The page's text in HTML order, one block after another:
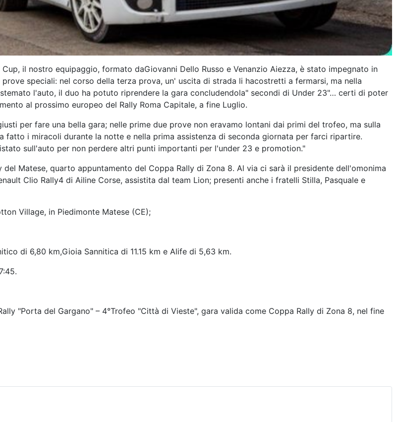
il nostro equipaggio, formato daGiovanni Dello Russo e Venanzio Aiezza, è stato impegnato in
speciali: nel corso della terza prova, un' uscita di strada li hacostretti a fermarsi, ma nella
l'auto, il duo ha potuto riprendere la gara concludendola" secondi di Under 23"… certi di poter
al prossimo europeo del Rally Roma Capitale, a fine Luglio.
per fare una bella gara; nelle prime due prove non eravamo lontani dai primi del trofeo, ma sulla
i miracoli durante la notte e nella prima assistenza di seconda giornata per farci ripartire.
sull'auto per non perdere altri punti importanti per l'under 23 e promotion."
Matese, quarto appuntamento del Coppa Rally di Zona 8. Al via ci sarà il presidente dell'omonima
Clio Rally4 di Ailine Corse, assistita dal team Lion; presenti anche i fratelli Stilla, Pasquale e
Village, in Piedimonte Matese (CE);
di 6,80 km,Gioia Sannitica di 11.15 km e Alife di 5,63 km.
"Porta del Gargano" – 4°Trofeo "Città di Vieste", gara valida come Coppa Rally di Zona 8, nel fine